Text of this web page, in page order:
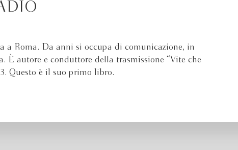
a Roma. Da anni si occupa di comunicazione, in
È autore e conduttore della trasmissione “Vite che
Questo è il suo primo libro.